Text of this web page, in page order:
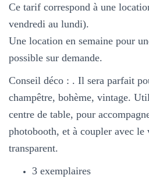
Ce tarif correspond à une
vendredi au lundi).
Une location en semaine pour
possible sur demande.
Conseil déco : . Il sera parfait
champêtre, bohème, vintage.
centre de table, pour
photobooth, et à coupler avec le
transparent.
3 exemplaires